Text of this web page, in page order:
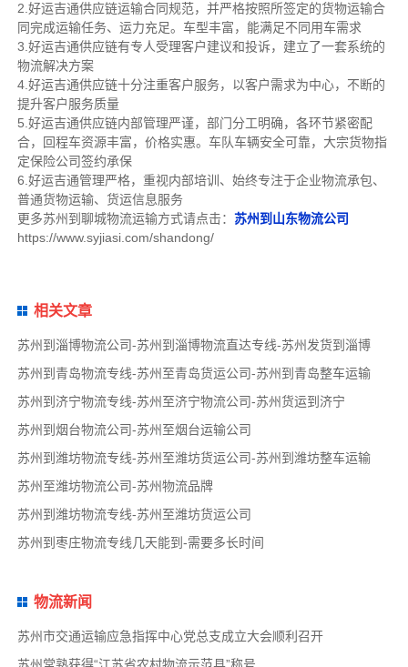
2.好运吉通供应链运输合同规范，并严格按照所签定的货物运输合
同完成运输任务、运力充足。车型丰富，能满足不同用车需求
3.好运吉通供应链有专人受理客户建议和投诉，建立了一套系统的
物流解决方案
4.好运吉通供应链十分注重客户服务，以客户需求为中心，不断的
提升客户服务质量
5.好运吉通供应链内部管理严谨，部门分工明确，各环节紧密配
合，回程车资源丰富，价格实惠。车队车辆安全可靠，大宗货物指
定保险公司签约承保
6.好运吉通管理严格，重视内部培训、始终专注于企业物流承包、
普通货物运输、货运信息服务
更多苏州到聊城物流运输方式请点击： 苏州到山东物流公司
https://www.syjiasi.com/shandong/
相关文章
苏州到淄博物流公司-苏州到淄博物流直达专线-苏州发货到淄博
苏州到青岛物流专线-苏州至青岛货运公司-苏州到青岛整车运输
苏州到济宁物流专线-苏州至济宁物流公司-苏州货运到济宁
苏州到烟台物流公司-苏州至烟台运输公司
苏州到潍坊物流专线-苏州至潍坊货运公司-苏州到潍坊整车运输
苏州至潍坊物流公司-苏州物流品牌
苏州到潍坊物流专线-苏州至潍坊货运公司
苏州到枣庄物流专线几天能到-需要多长时间
物流新闻
苏州市交通运输应急指挥中心党总支成立大会顺利召开